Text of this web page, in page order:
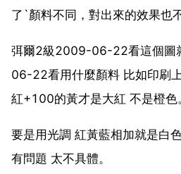
了`顏料不同，對出來的效果也
弭爾2級2009-06-22看這個圖
06-22看用什麼顏料 比如印刷
紅+100的黃才是大紅 不是橙色
要是用光調 紅黃藍相加就是白
有問題 太不具體。